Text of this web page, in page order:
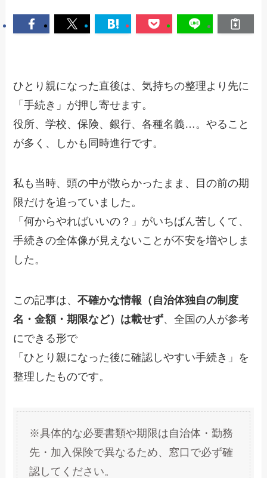
ひとり親になった直後は、気持ちの整理より先に
「手続き」が押し寄せます。
役所、学校、保険、銀行、各種名義…。やること
が多く、しかも同時進行です。
私も当時、頭の中が散らかったまま、目の前の期
限だけを追っていました。
「何からやればいいの？」がいちばん苦しくて、
手続きの全体像が見えないことが不安を増やしま
した。
この記事は、不確かな情報（自治体独自の制度
名・金額・期限など）は載せず、全国の人が参考
にできる形で
「ひとり親になった後に確認しやすい手続き」を
整理したものです。
※具体的な必要書類や期限は自治体・勤務
先・加入保険で異なるため、窓口で必ず確
認してください。